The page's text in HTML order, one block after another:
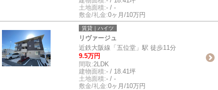
土地面積:- / -
敷金/礼金:0ヶ月/10万円
賃貸｜ハイツ
リヴァージュ
近鉄大阪線「五位堂」駅 徒歩11分
9.5万円
間取:2LDK
建物面積:- / 18.41坪
土地面積:- / -
敷金/礼金:0ヶ月/10万円